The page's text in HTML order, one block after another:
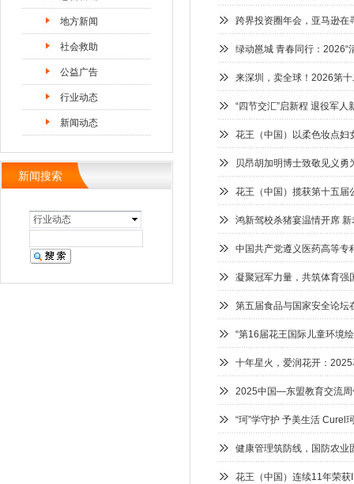
地方新闻
社会救助
公益广告
行业动态
新闻动态
新闻搜索
行业动态
跨界投资圈年会，亚马逊在
绿动邕城 青春同行：2026“
来深圳，卖全球！2026第
“四节交汇”启新程 退役军
花王（中国）以柔色妆点妇
贝昂胡加明博士致敬见义勇
花王（中国）揽获第十五届
鸿新驾校杀猪宴温情开席
中国共产党遵义医药高等专
凝聚冠军力量，共筑体育
第五届食品与国家安全论坛
“第16届花王国际儿童环境
十年星火，爱润花开：
2025中国—东盟教育交流周
“珂”学守护 予美生活 Curel
健康管理筑防线，国防农
花王（中国）连续11年荣